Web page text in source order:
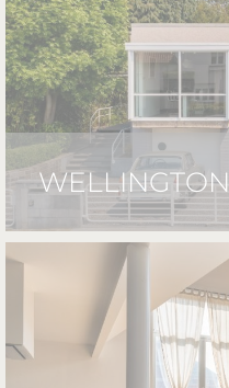
WELLINGTON